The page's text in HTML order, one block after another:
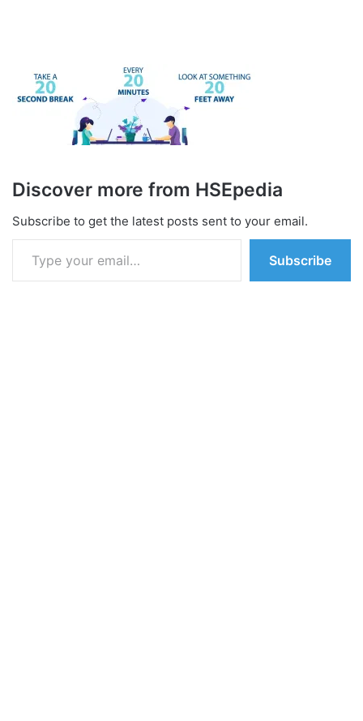
Discover more from HSEpedia
Subscribe to get the latest posts sent to your email.
Type your email…
Subscribe